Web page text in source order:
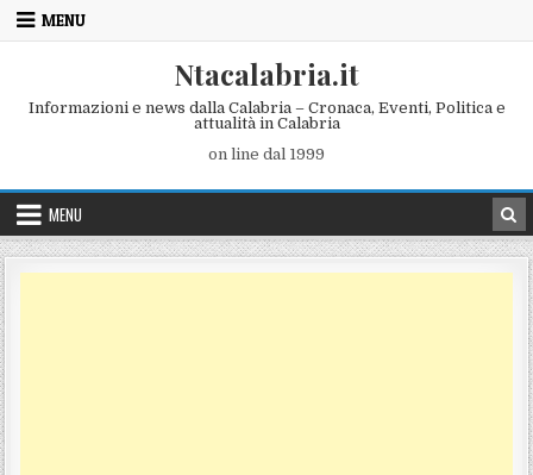
Skip to content
MENU
Ntacalabria.it
Informazioni e news dalla Calabria – Cronaca, Eventi, Politica e
attualità in Calabria
on line dal 1999
MENU